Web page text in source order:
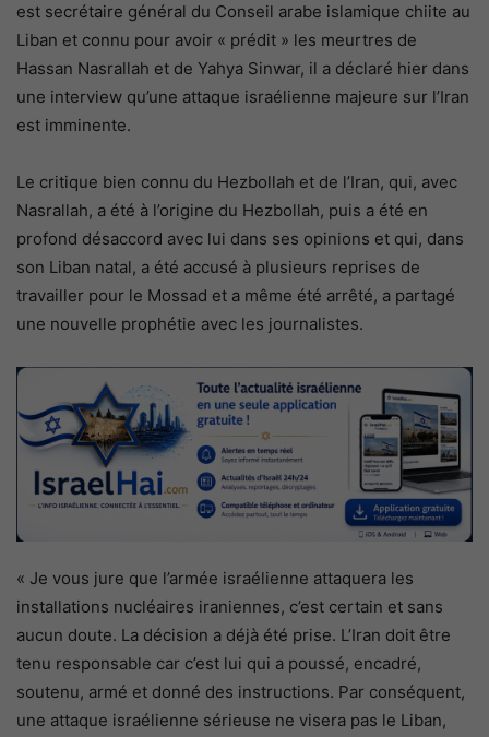
est secrétaire général du Conseil arabe islamique chiite au
Liban et connu pour avoir « prédit » les meurtres de
Hassan Nasrallah et de Yahya Sinwar, il a déclaré hier dans
une interview qu’une attaque israélienne majeure sur l’Iran
est imminente.
Le critique bien connu du Hezbollah et de l’Iran, qui, avec
Nasrallah, a été à l’origine du Hezbollah, puis a été en
profond désaccord avec lui dans ses opinions et qui, dans
son Liban natal, a été accusé à plusieurs reprises de
travailler pour le Mossad et a même été arrêté, a partagé
une nouvelle prophétie avec les journalistes.
« Je vous jure que l’armée israélienne attaquera les
installations nucléaires iraniennes, c’est certain et sans
aucun doute. La décision a déjà été prise. L’Iran doit être
tenu responsable car c’est lui qui a poussé, encadré,
soutenu, armé et donné des instructions. Par conséquent,
une attaque israélienne sérieuse ne visera pas le Liban,